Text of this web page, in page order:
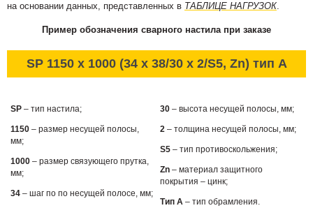
на основании данных, представленных в ТАБЛИЦЕ НАГРУЗОК.
Пример обозначения сварного настила при заказе
SP 1150 x 1000 (34 x 38/30 x 2/S5, Zn) тип А
SP – тип настила;
1150 – размер несущей полосы,
мм;
1000 – размер связующего прутка,
мм;
34 – шаг по по несущей полосе, мм;
30 – высота несущей полосы, мм;
2 – толщина несущей полосы, мм;
S5 – тип противоскольжения;
Zn – материал защитного
покрытия – цинк;
Тип А – тип обрамления.